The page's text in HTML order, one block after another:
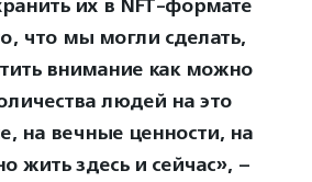
их в NFT-формате
что мы могли сделать,
внимание как можно
людей на это
на вечные ценности, на
жить здесь и сейчас», –